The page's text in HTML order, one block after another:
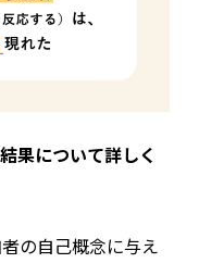
果について詳しく
の自己概念に与え